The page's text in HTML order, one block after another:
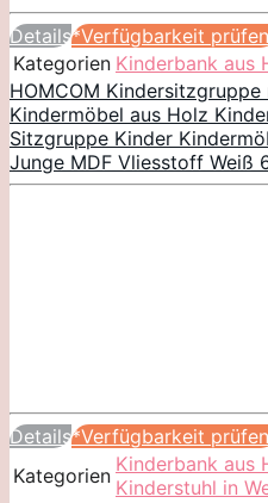
Details*Verfügbarkeit
Kategorien Kinderbank aus
HOMCOM
Kindermöbel aus Holz
Sitzgruppe Kinder
Junge MDF Vliesstoff Weiß
Details*Verfügbarkeit
Kategorien Kinderbank aus
Kinderstuhl in